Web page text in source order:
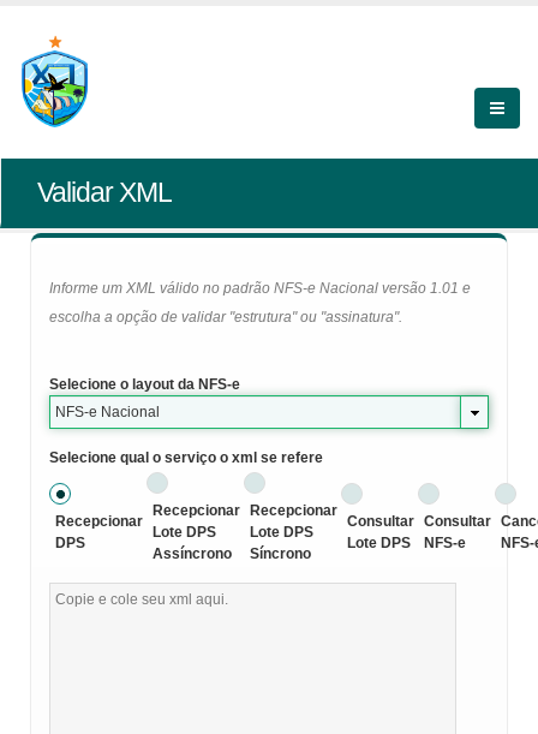
Validar XML
Informe um XML válido no padrão NFS-e Nacional versão 1.01 e
escolha a opção de validar "estrutura" ou "assinatura".
Selecione o layout da NFS-e
NFS-e Nacional
Selecione qual o serviço o xml se refere
Recepcionar
DPS
Recepcionar
Lote DPS
Assíncrono
Recepcionar
Lote DPS
Síncrono
Consultar
Lote DPS
Consultar
NFS-e
NFS-